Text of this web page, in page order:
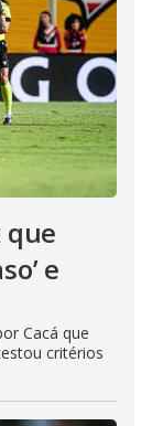
que
e
Cacá que
critérios